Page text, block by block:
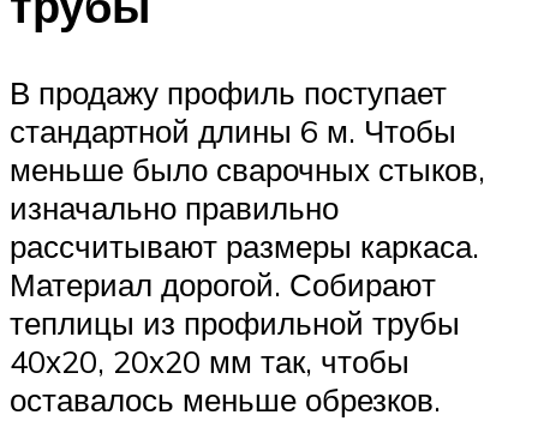
В продажу профиль поступает
стандартной длины 6 м. Чтобы
меньше было сварочных стыков,
изначально правильно
рассчитывают размеры каркаса.
Материал дорогой. Собирают
теплицы из профильной трубы
40х20, 20х20 мм так, чтобы
оставалось меньше обрезков.